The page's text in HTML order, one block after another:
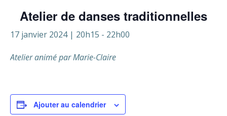
Atelier de danses traditionnelles
17 janvier 2024 | 20h15 - 22h00
Atelier animé par Marie-Claire
Ajouter au calendrier